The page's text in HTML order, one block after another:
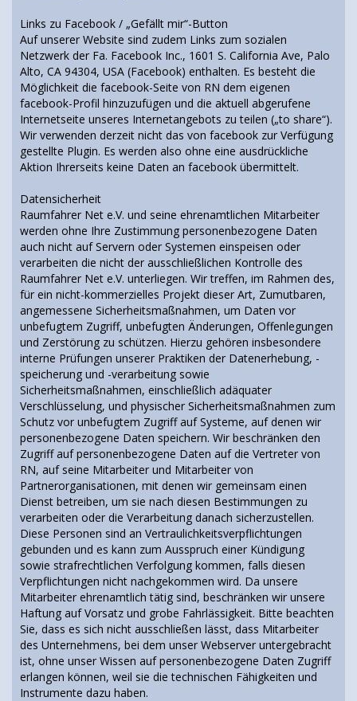
Links zu Facebook / „Gefällt mir“-Button
Auf unserer Website sind zudem Links zum sozialen
Netzwerk der Fa. Facebook Inc., 1601 S. California Ave, Palo
Alto, CA 94304, USA (Facebook) enthalten. Es besteht die
Möglichkeit die facebook-Seite von RN dem eigenen
facebook-Profil hinzuzufügen und die aktuell abgerufene
Internetseite unseres Internetangebots zu teilen („to share“).
Wir verwenden derzeit nicht das von facebook zur Verfügung
gestellte Plugin. Es werden also ohne eine ausdrückliche
Aktion Ihrerseits keine Daten an facebook übermittelt.
Datensicherheit
Raumfahrer Net e.V. und seine ehrenamtlichen Mitarbeiter
werden ohne Ihre Zustimmung personenbezogene Daten
auch nicht auf Servern oder Systemen einspeisen oder
verarbeiten die nicht der ausschließlichen Kontrolle des
Raumfahrer Net e.V. unterliegen. Wir treffen, im Rahmen des,
für ein nicht-kommerzielles Projekt dieser Art, Zumutbaren,
angemessene Sicherheitsmaßnahmen, um Daten vor
unbefugtem Zugriff, unbefugten Änderungen, Offenlegungen
und Zerstörung zu schützen. Hierzu gehören insbesondere
interne Prüfungen unserer Praktiken der Datenerhebung, -
speicherung und -verarbeitung sowie
Sicherheitsmaßnahmen, einschließlich adäquater
Verschlüsselung, und physischer Sicherheitsmaßnahmen zum
Schutz vor unbefugtem Zugriff auf Systeme, auf denen wir
personenbezogene Daten speichern. Wir beschränken den
Zugriff auf personenbezogene Daten auf die Vertreter von
RN, auf seine Mitarbeiter und Mitarbeiter von
Partnerorganisationen, mit denen wir gemeinsam einen
Dienst betreiben, um sie nach diesen Bestimmungen zu
verarbeiten oder die Verarbeitung danach sicherzustellen.
Diese Personen sind an Vertraulichkeitsverpflichtungen
gebunden und es kann zum Ausspruch einer Kündigung
sowie strafrechtlichen Verfolgung kommen, falls diesen
Verpflichtungen nicht nachgekommen wird. Da unsere
Mitarbeiter ehrenamtlich tätig sind, beschränken wir unsere
Haftung auf Vorsatz und grobe Fahrlässigkeit. Bitte beachten
Sie, dass es sich nicht ausschließen lässt, dass Mitarbeiter
des Unternehmens, bei dem unser Webserver untergebracht
ist, ohne unser Wissen auf personenbezogene Daten Zugriff
erlangen können, weil sie die technischen Fähigkeiten und
Instrumente dazu haben.